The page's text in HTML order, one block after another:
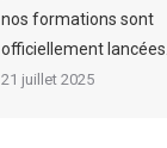
nos formations sont
officiellement lancées.
21 juillet 2025